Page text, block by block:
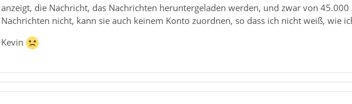
anzeigt, die Nachricht, das Nachrichten heruntergeladen werden, und zwar von
Nachrichten nicht, kann sie auch keinem Konto zuordnen, so dass ich nicht weiß, wie
Kevin